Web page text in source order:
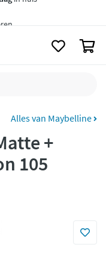
Alles van Maybelline
+
105